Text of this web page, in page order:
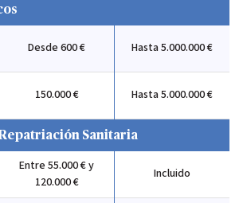
Desde 600 € Hasta 5.000.000 €
150.000 € Hasta 5.000.000 €
Sanitaria
Entre 55.000 € y
120.000 €
Incluido